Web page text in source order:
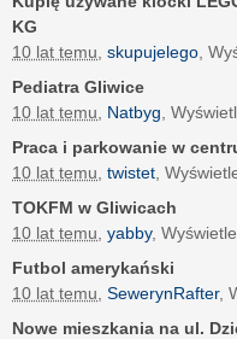
KG
10 lat temu skupujelego ,
Pediatra Gliwice
10 lat temu
Natbyg ,
Praca i parkowanie w
10 lat temu twistet ,
TOKFM w Gliwicach
10 lat temu yabby,
Futbol amerykański
10 lat temu SewerynRafter,
Nowe mieszkania na ul.